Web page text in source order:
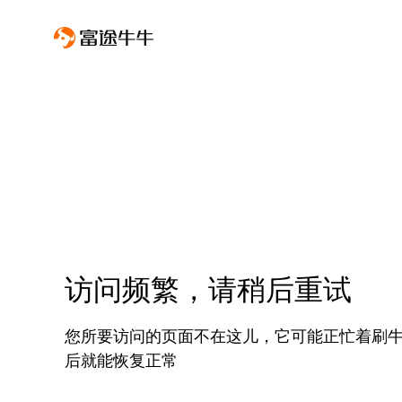
访问频繁，请稍后重试
您所要访问的页面不在这儿，它可能正忙着刷
后就能恢复正常